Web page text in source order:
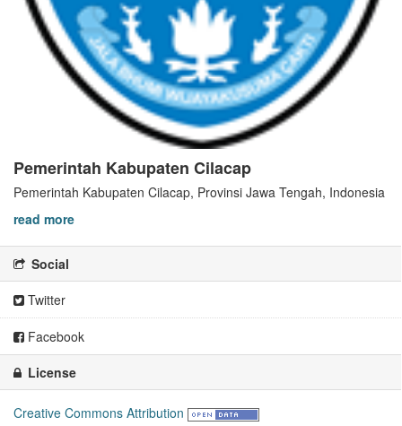
Pemerintah Kabupaten Cilacap
Pemerintah Kabupaten Cilacap, Provinsi Jawa Tengah, Indonesia
read more
Social
Twitter
Facebook
License
Creative Commons Attribution